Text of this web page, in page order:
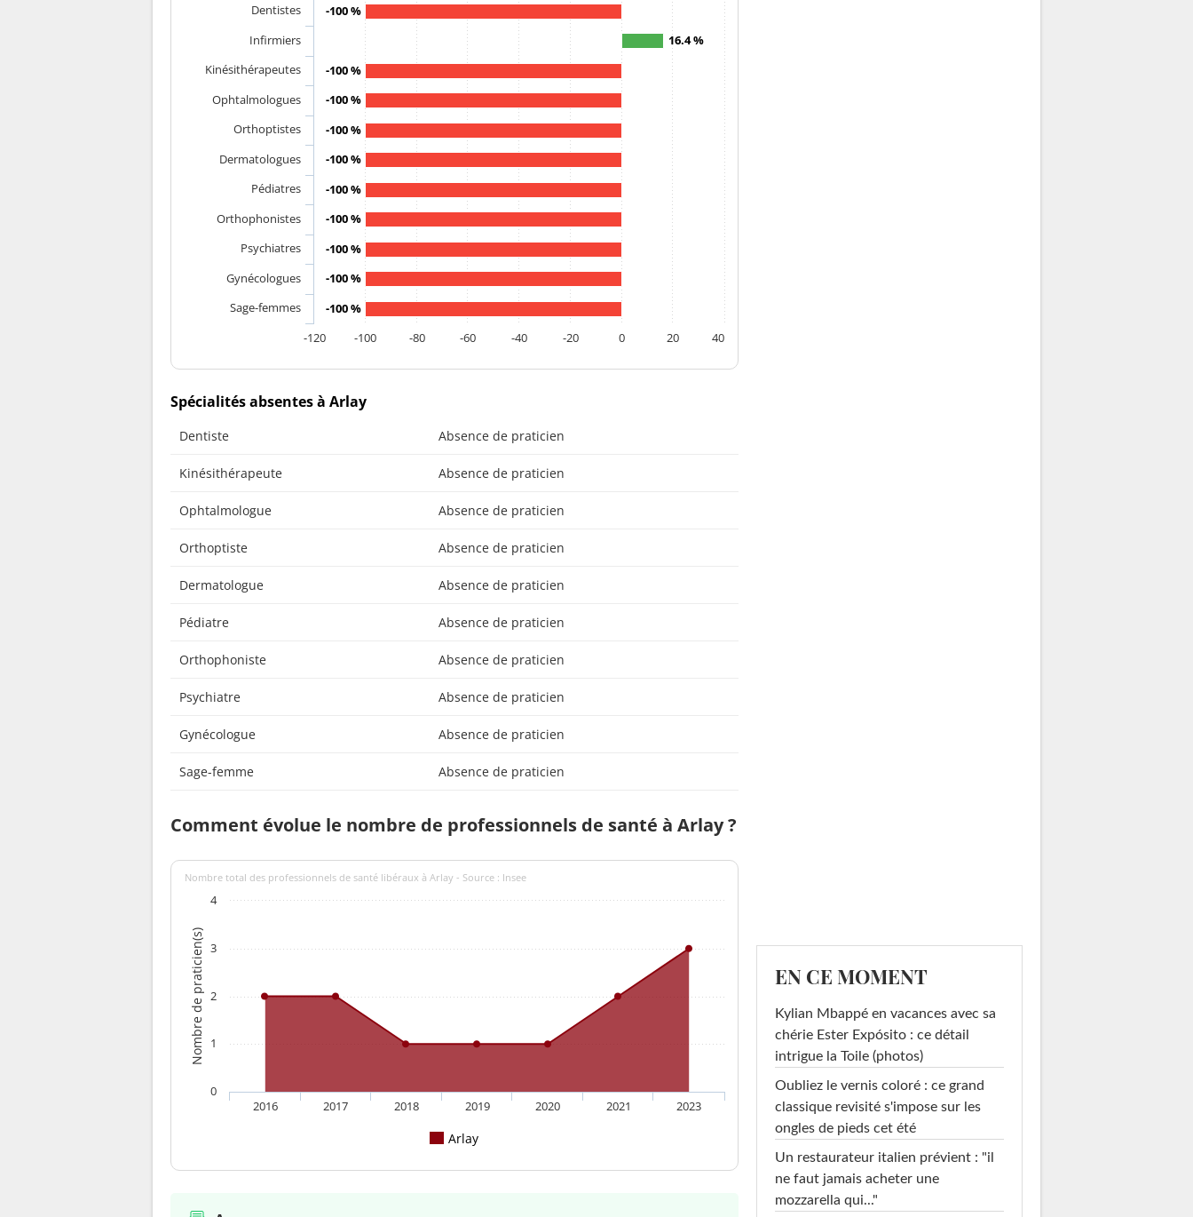
-100 %
16.4 %
-100 %
-100 %
-100 %
-100 %
-100 %
-100 %
-100 %
-100 %
-100 %
Dentistes
Infirmiers
Kinésithérapeutes
Ophtalmologues
Orthoptistes
Dermatologues
Pédiatres
Orthophonistes
Psychiatres
Gynécologues
Sage-femmes
-120
-100 -80 -60 -40 -20 0 20 40
Spécialités absentes à Arlay
Dentiste Absence de praticien
Kinésithérapeute Absence de praticien
Ophtalmologue Absence de praticien
Orthoptiste Absence de praticien
Dermatologue Absence de praticien
Pédiatre Absence de praticien
Orthophoniste Absence de praticien
Psychiatre Absence de praticien
Gynécologue Absence de praticien
Sage-femme Absence de praticien
Comment évolue le nombre de professionnels de santé à Arlay ?
Nombre de praticien(s)
Nombre total des professionnels de santé libéraux à Arlay - Source : Insee
Arlay
2016 2017 2018 2019 2020 2021 2023
0
1
2
3
4
EN CE MOMENT
Kylian Mbappé en vacances avec sa
chérie Ester Expósito : ce détail
intrigue la Toile (photos)
Oubliez le vernis coloré : ce grand
classique revisité s'impose sur les
ongles de pieds cet été
Un restaurateur italien prévient : "il
ne faut jamais acheter une
mozzarella qui..."